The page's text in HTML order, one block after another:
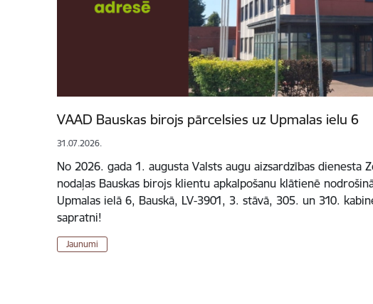
VAAD Bauskas birojs pārcelsies uz Upmalas ielu 6
31.07.2026.
No 2026. gada 1. augusta Valsts augu aizsardzības dienesta
nodaļas Bauskas birojs klientu apkalpošanu klātienē
Upmalas ielā 6, Bauskā, LV-3901, 3. stāvā, 305. un 310.
sapratni!
Jaunumi